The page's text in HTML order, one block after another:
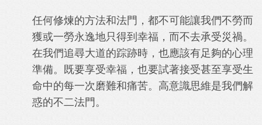
任何修煉的方法和法門，都不可能讓我們不勞而
獲或一勞永逸地只得到幸福，而不去承受災禍。
在我們追尋大道的踪​​跡時，也應該有足夠的心理
準備。既要享受幸福，也要試著接受甚至享受生
命中的每一次磨難和痛苦。高意識思維是我們解
惑的不二法門。